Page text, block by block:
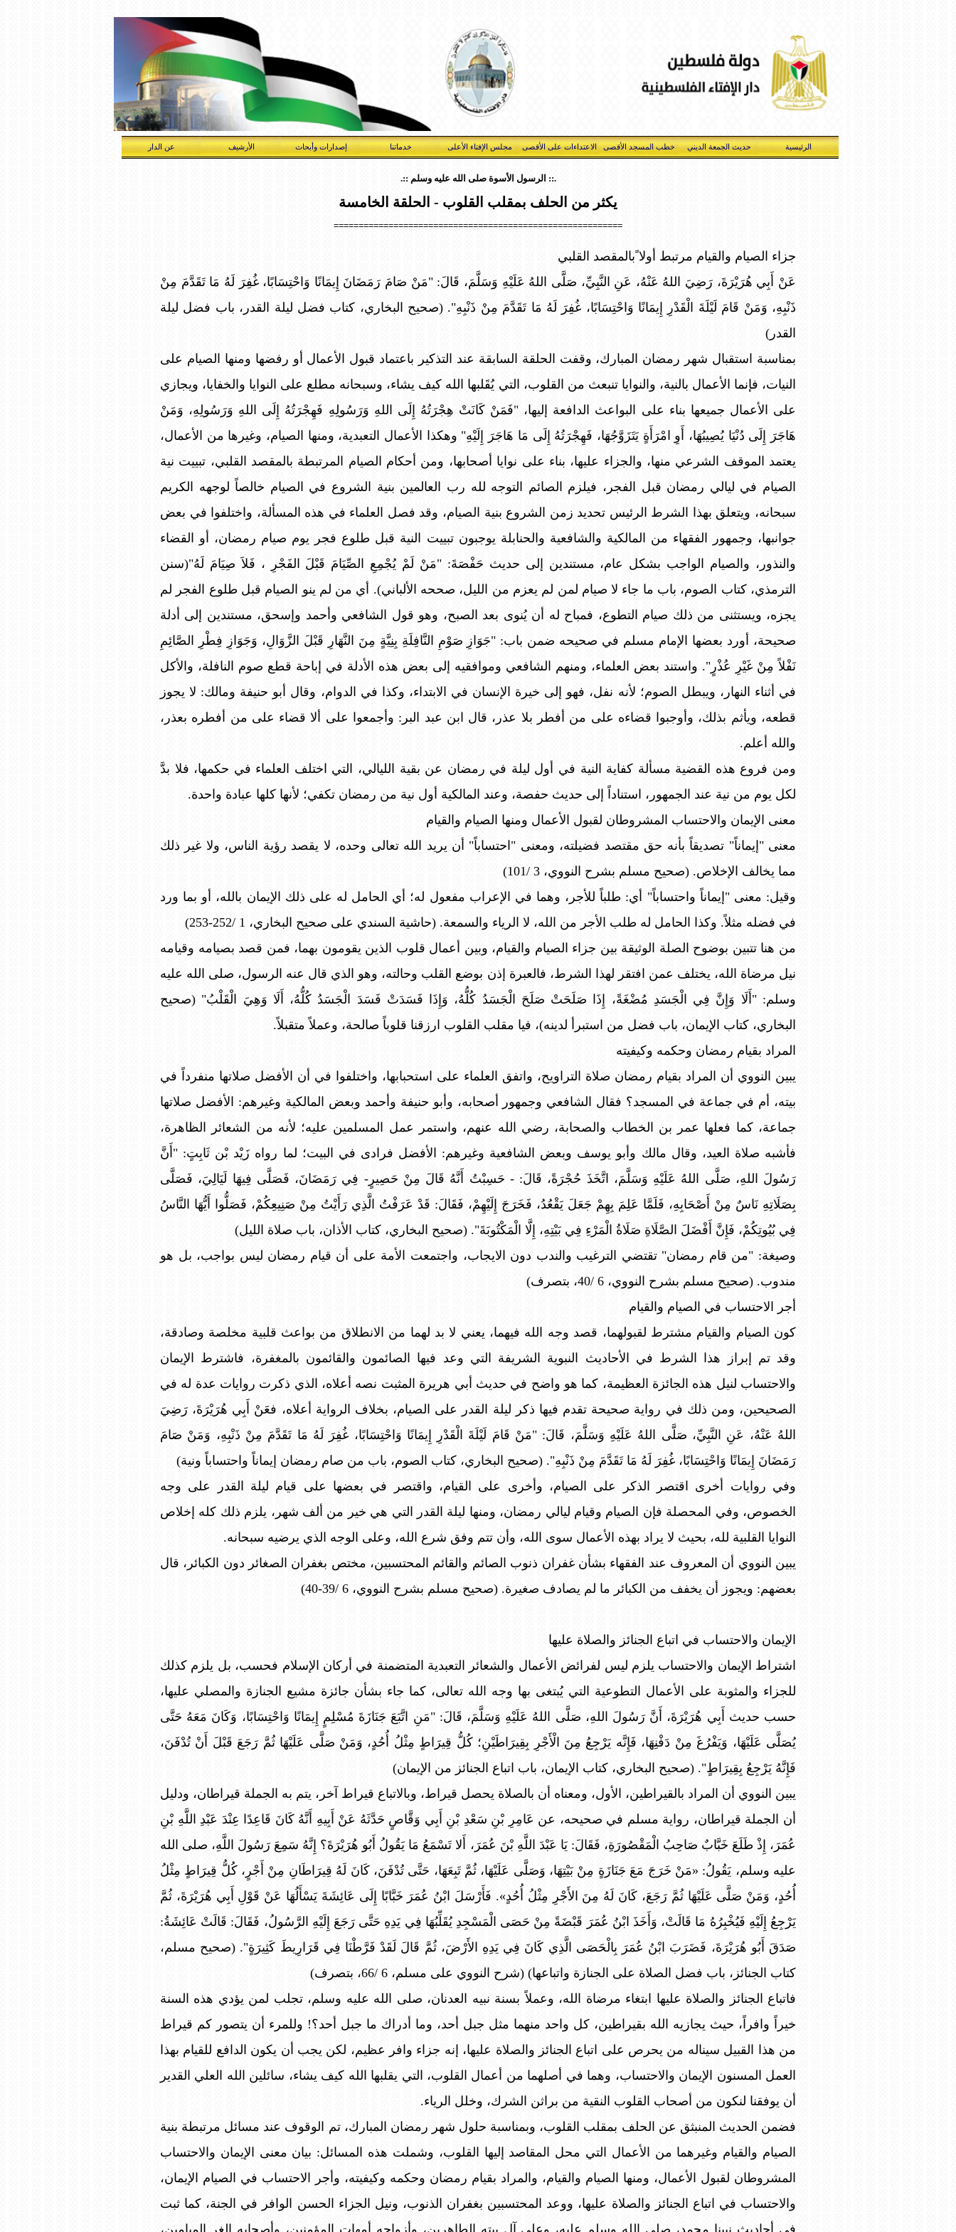
الرئيسية حديث الجمعة الديني خطب المسجد الأقصى الاعتداءات على الأقصى مجلس الإفتاء الأعلى خدماتنا إصدارات وأبحاث الأرشيف عن الدار
.:: الرسول الأسوة صلى الله عليه وسلم ::.
يكثر من الحلف بمقلب القلوب - الحلقة الخامسة
==========================================================
جزاء الصيام والقيام مرتبط أولا ًبالمقصد القلبي
عَنْ أَبِي هُرَيْرَةَ، رَضِيَ اللهُ عَنْهُ، عَنِ النَّبِيِّ، صَلَّى اللهُ عَلَيْهِ وَسَلَّمَ، قَالَ: "مَنْ صَامَ رَمَضَانَ إِيمَانًا وَاحْتِسَابًا، غُفِرَ لَهُ مَا تَقَدَّمَ مِنْ
ذَنْبِهِ، وَمَنْ قَامَ لَيْلَةَ الْقَدْرِ إِيمَانًا وَاحْتِسَابًا، غُفِرَ لَهُ مَا تَقَدَّمَ مِنْ ذَنْبِهِ". (صحيح البخاري، كتاب فضل ليلة القدر، باب فضل ليلة
القدر)
بمناسبة استقبال شهر رمضان المبارك، وقفت الحلقة السابقة عند التذكير باعتماد قبول الأعمال أو رفضها ومنها الصيام على
النيات، فإنما الأعمال بالنية، والنوايا تنبعث من القلوب، التي يُقَلبها الله كيف يشاء، وسبحانه مطلع على النوايا والخفايا، ويجازي
على الأعمال جميعها بناء على البواعث الدافعة إليها، "فَمَنْ كَانَتْ هِجْرَتُهُ إِلَى اللهِ وَرَسُولِهِ فَهِجْرَتُهُ إِلَى اللهِ وَرَسُولِهِ، وَمَنْ
هَاجَرَ إِلَى دُنْيَا يُصِيبُهَا، أَوِ امْرَأَةٍ يَتَزَوَّجُهَا، فَهِجْرَتُهُ إِلَى مَا هَاجَرَ إِلَيْهِ" وهكذا الأعمال التعبدية، ومنها الصيام، وغيرها من الأعمال،
يعتمد الموقف الشرعي منها، والجزاء عليها، بناء على نوايا أصحابها، ومن أحكام الصيام المرتبطة بالمقصد القلبي، تبييت نية
الصيام في ليالي رمضان قبل الفجر، فيلزم الصائم التوجه لله رب العالمين بنية الشروع في الصيام خالصاً لوجهه الكريم
سبحانه، ويتعلق بهذا الشرط الرئيس تحديد زمن الشروع بنية الصيام، وقد فصل العلماء في هذه المسألة، واختلفوا في بعض
جوانبها، وجمهور الفقهاء من المالكية والشافعية والحنابلة يوجبون تبييت النية قبل طلوع فجر يوم صيام رمضان، أو القضاء
والنذور، والصيام الواجب بشكل عام، مستندين إلى حديث حَفْصَةَ: "مَنْ لَمْ يُجْمِعِ الصِّيَامَ قَبْلَ الفَجْرِ ، فَلاَ صِيَامَ لَهُ"(سنن
الترمذي، كتاب الصوم، باب ما جاء لا صيام لمن لم يعزم من الليل، صححه الألباني). أي من لم ينو الصيام قبل طلوع الفجر لم
يجزه، ويستثنى من ذلك صيام التطوع، فمباح له أن يُنوى بعد الصبح، وهو قول الشافعي وأحمد وإسحق، مستندين إلى أدلة
صحيحة، أورد بعضها الإمام مسلم في صحيحه ضمن باب: "جَوَازِ صَوْمِ النَّافِلَةِ بِنِيَّةٍ مِنَ النَّهَارِ قَبْلَ الزَّوَالِ، وَجَوَازِ فِطْرِ الصَّائِمِ
نَفْلاً مِنْ غَيْرِ عُذْرٍ". واستند بعض العلماء، ومنهم الشافعي وموافقيه إلى بعض هذه الأدلة في إباحة قطع صوم النافلة، والأكل
في أثناء النهار، ويبطل الصوم؛ لأنه نفل، فهو إلى خيرة الإنسان في الابتداء، وكذا في الدوام، وقال أبو حنيفة ومالك: لا يجوز
قطعه، ويأثم بذلك، وأوجبوا قضاءه على من أفطر بلا عذر، قال ابن عبد البر: وأجمعوا على ألا قضاء على من أفطره بعذر،
والله أعلم.
ومن فروع هذه القضية مسألة كفاية النية في أول ليلة في رمضان عن بقية الليالي، التي اختلف العلماء في حكمها، فلا بدَّ
لكل يوم من نية عند الجمهور، استناداً إلى حديث حفصة، وعند المالكية أول نية من رمضان تكفي؛ لأنها كلها عبادة واحدة.
معنى الإيمان والاحتساب المشروطان لقبول الأعمال ومنها الصيام والقيام
معنى "إيماناً" تصديقاً بأنه حق مقتصد فضيلته، ومعنى "احتساباً" أن يريد الله تعالى وحده، لا يقصد رؤية الناس، ولا غير ذلك
مما يخالف الإخلاص. (صحيح مسلم بشرح النووي، 3 /101)
وقيل: معنى "إيماناً واحتساباً" أي: طلباً للأجر، وهما في الإعراب مفعول له؛ أي الحامل له على ذلك الإيمان بالله، أو بما ورد
في فضله مثلاً. وكذا الحامل له طلب الأجر من الله، لا الرياء والسمعة. (حاشية السندي على صحيح البخاري، 1 /252-253)
من هنا تتبين بوضوح الصلة الوثيقة بين جزاء الصيام والقيام، وبين أعمال قلوب الذين يقومون بهما، فمن قصد بصيامه وقيامه
نيل مرضاة الله، يختلف عمن افتقر لهذا الشرط، فالعبرة إذن بوضع القلب وحالته، وهو الذي قال عنه الرسول، صلى الله عليه
وسلم: "أَلَا وَإِنَّ فِي الْجَسَدِ مُضْغَةً، إِذَا صَلَحَتْ صَلَحَ الْجَسَدُ كُلُّهُ، وَإِذَا فَسَدَتْ فَسَدَ الْجَسَدُ كُلُّهُ، أَلَا وَهِيَ الْقَلْبُ" (صحيح
البخاري، كتاب الإيمان، باب فضل من استبرأ لدينه)، فيا مقلب القلوب ارزقنا قلوباً صالحة، وعملاً متقبلاً.
المراد بقيام رمضان وحكمه وكيفيته
يبين النووي أن المراد بقيام رمضان صلاة التراويح، واتفق العلماء على استحبابها، واختلفوا في أن الأفضل صلاتها منفرداً في
بيته، أم في جماعة في المسجد؟ فقال الشافعي وجمهور أصحابه، وأبو حنيفة وأحمد وبعض المالكية وغيرهم: الأفضل صلاتها
جماعة، كما فعلها عمر بن الخطاب والصحابة، رضي الله عنهم، واستمر عمل المسلمين عليه؛ لأنه من الشعائر الظاهرة،
فأشبه صلاة العيد، وقال مالك وأبو يوسف وبعض الشافعية وغيرهم: الأفضل فرادى في البيت؛ لما رواه زَيْد بْن ثَابِتٍ: "أَنَّ
رَسُولَ اللهِ، صَلَّى اللهُ عَلَيْهِ وَسَلَّمَ، اتَّخَذَ حُجْرَةً، قَالَ: - حَسِبْتُ أَنَّهُ قَالَ مِنْ حَصِيرٍ- فِي رَمَضَانَ، فَصَلَّى فِيهَا لَيَالِيَ، فَصَلَّى
بِصَلَاتِهِ نَاسٌ مِنْ أَصْحَابِهِ، فَلَمَّا عَلِمَ بِهِمْ جَعَلَ يَقْعُدُ، فَخَرَجَ إِلَيْهِمْ، فَقَالَ: قَدْ عَرَفْتُ الَّذِي رَأَيْتُ مِنْ صَنِيعِكُمْ، فَصَلُّوا أَيُّهَا النَّاسُ
فِي بُيُوتِكُمْ، فَإِنَّ أَفْضَلَ الصَّلَاةِ صَلَاةُ الْمَرْءِ فِي بَيْتِهِ، إِلَّا الْمَكْتُوبَةَ". (صحيح البخاري، كتاب الأذان، باب صلاة الليل)
وصيغة: "من قام رمضان" تقتضي الترغيب والندب دون الايجاب، واجتمعت الأمة على أن قيام رمضان ليس بواجب، بل هو
مندوب. (صحيح مسلم بشرح النووي، 6 /40، بتصرف)
أجر الاحتساب في الصيام والقيام
كون الصيام والقيام مشترط لقبولهما، قصد وجه الله فيهما، يعني لا بد لهما من الانطلاق من بواعث قلبية مخلصة وصادقة،
وقد تم إبراز هذا الشرط في الأحاديث النبوية الشريفة التي وعد فيها الصائمون والقائمون بالمغفرة، فاشترط الإيمان
والاحتساب لنيل هذه الجائزة العظيمة، كما هو واضح في حديث أبي هريرة المثبت نصه أعلاه، الذي ذكرت روايات عدة له في
الصحيحين، ومن ذلك في رواية صحيحة تقدم فيها ذكر ليلة القدر على الصيام، بخلاف الرواية أعلاه، فعَنْ أَبِي هُرَيْرَةَ، رَضِيَ
اللهُ عَنْهُ، عَنِ النَّبِيِّ، صَلَّى اللهُ عَلَيْهِ وَسَلَّمَ، قَالَ: "مَنْ قَامَ لَيْلَةَ الْقَدْرِ إِيمَانًا وَاحْتِسَابًا، غُفِرَ لَهُ مَا تَقَدَّمَ مِنْ ذَنْبِهِ، وَمَنْ صَامَ
رَمَضَانَ إِيمَانًا وَاحْتِسَابًا، غُفِرَ لَهُ مَا تَقَدَّمَ مِنْ ذَنْبِهِ". (صحيح البخاري، كتاب الصوم، باب من صام رمضان إيماناً واحتساباً ونية)
وفي روايات أخرى اقتصر الذكر على الصيام، وأخرى على القيام، واقتصر في بعضها على قيام ليلة القدر على وجه
الخصوص، وفي المحصلة فإن الصيام وقيام ليالي رمضان، ومنها ليلة القدر التي هي خير من ألف شهر، يلزم ذلك كله إخلاص
النوايا القلبية لله، بحيث لا يراد بهذه الأعمال سوى الله، وأن تتم وفق شرع الله، وعلى الوجه الذي يرضيه سبحانه.
يبين النووي أن المعروف عند الفقهاء بشأن غفران ذنوب الصائم والقائم المحتسبين، مختص بغفران الصغائر دون الكبائر، قال
بعضهم: ويجوز أن يخفف من الكبائر ما لم يصادف صغيرة. (صحيح مسلم بشرح النووي، 6 /39-40)
الإيمان والاحتساب في اتباع الجنائز والصلاة عليها
اشتراط الإيمان والاحتساب يلزم ليس لفرائض الأعمال والشعائر التعبدية المتضمنة في أركان الإسلام فحسب، بل يلزم كذلك
للجزاء والمثوبة على الأعمال التطوعية التي يُبتغى بها وجه الله تعالى، كما جاء بشأن جائزة مشيع الجنازة والمصلي عليها،
حسب حديث أَبِي هُرَيْرَةَ، أَنَّ رَسُولَ اللهِ، صَلَّى اللهُ عَلَيْهِ وَسَلَّمَ، قَالَ: "مَنِ اتَّبَعَ جَنَازَةَ مُسْلِمٍ إِيمَانًا وَاحْتِسَابًا، وَكَانَ مَعَهُ حَتَّى
يُصَلَّى عَلَيْهَا، وَيَفْرُغَ مِنْ دَفْنِهَا، فَإِنَّه يَرْجِعُ مِنَ الْأَجْرِ بِقِيرَاطَيْنِ؛ كُلُّ قِيرَاطٍ مِثْلُ أُحُدٍ، وَمَنْ صَلَّى عَلَيْهَا ثُمَّ رَجَعَ قَبْلَ أَنْ تُدْفَنَ،
فَإِنَّهُ يَرْجِعُ بِقِيرَاطٍ". (صحيح البخاري، كتاب الإيمان، باب اتباع الجنائز من الإيمان)
يبين النووي أن المراد بالقيراطين، الأول، ومعناه أن بالصلاة يحصل قيراط، وبالاتباع قيراط آخر، يتم به الجملة قيراطان، ودليل
أن الجملة قيراطان، رواية مسلم في صحيحه، عن عَامِرِ بْنِ سَعْدِ بْنِ أَبِي وَقَّاصٍ حَدَّثَهُ عَنْ أَبِيهِ أَنَّهُ كَانَ قَاعِدًا عِنْدَ عَبْدِ اللَّهِ بْنِ
عُمَرَ، إِذْ طَلَعَ خَبَّابٌ صَاحِبُ الْمَقْصُورَةِ، فَقَالَ: يَا عَبْدَ اللَّهِ بْنَ عُمَرَ، أَلا تَسْمَعُ مَا يَقُولُ أَبُو هُرَيْرَةَ؟ إِنَّهُ سَمِعَ رَسُولَ اللَّهِ، صلى الله
عليه وسلم، يَقُولُ: «مَنْ خَرَجَ مَعَ جَنَازَةٍ مِنْ بَيْتِهَا، وَصَلَّى عَلَيْهَا، ثُمَّ تَبِعَهَا، حَتَّى تُدْفَنَ، كَانَ لَهُ قِيرَاطَانِ مِنْ أَجْرٍ، كُلُّ قِيرَاطٍ مِثْلُ
أُحُدٍ، وَمَنْ صَلَّى عَلَيْهَا ثُمَّ رَجَعَ، كَانَ لَهُ مِنَ الأَجْرِ مِثْلُ أُحُدٍ». فَأَرْسَلَ ابْنُ عُمَرَ خَبَّابًا إِلَى عَائِشَةَ يَسْأَلُهَا عَنْ قَوْلِ أَبِي هُرَيْرَةَ، ثُمَّ
يَرْجِعُ إِلَيْهِ فَيُخْبِرُهُ مَا قَالَتْ، وَأَخَذَ ابْنُ عُمَرَ قَبْضَةً مِنْ حَصَى الْمَسْجِدِ يُقَلِّبُهَا فِي يَدِهِ حَتَّى رَجَعَ إِلَيْهِ الرَّسُولُ، فَقَالَ: قَالَتْ عَائِشَةُ:
صَدَقَ أَبُو هُرَيْرَةَ، فَضَرَبَ ابْنُ عُمَرَ بِالْحَصَى الَّذِي كَانَ فِي يَدِهِ الأَرْضَ، ثُمَّ قَالَ لَقَدْ فَرَّطْنَا فِي قَرَارِيطَ كَثِيرَةٍ". (صحيح مسلم،
كتاب الجنائز، باب فضل الصلاة على الجنازة واتباعها) (شرح النووي على مسلم، 6 /66، بتصرف)
فاتباع الجنائز والصلاة عليها ابتغاء مرضاة الله، وعملاً بسنة نبيه العدنان، صلى الله عليه وسلم، تجلب لمن يؤدي هذه السنة
خيراً وافراً، حيث يجازيه الله بقيراطين، كل واحد منهما مثل جبل أحد، وما أدراك ما جبل أحد؟! وللمرء أن يتصور كم قيراط
من هذا القبيل سيناله من يحرص على اتباع الجنائز والصلاة عليها، إنه جزاء وافر عظيم، لكن يجب أن يكون الدافع للقيام بهذا
العمل المسنون الإيمان والاحتساب، وهما في أصلهما من أعمال القلوب، التي يقلبها الله كيف يشاء، سائلين الله العلي القدير
أن يوفقنا لنكون من أصحاب القلوب النقية من براثن الشرك، وخلل الرياء.
فضمن الحديث المنبثق عن الحلف بمقلب القلوب، وبمناسبة حلول شهر رمضان المبارك، تم الوقوف عند مسائل مرتبطة بنية
الصيام والقيام وغيرهما من الأعمال التي محل المقاصد إليها القلوب، وشملت هذه المسائل: بيان معنى الإيمان والاحتساب
المشروطان لقبول الأعمال، ومنها الصيام والقيام، والمراد بقيام رمضان وحكمه وكيفيته، وأجر الاحتساب في الصيام الإيمان،
والاحتساب في اتباع الجنائز والصلاة عليها، ووعد المحتسبين بغفران الذنوب، ونيل الجزاء الحسن الوافر في الجنة، كما ثبت
في أحاديث نبينا محمد، صلى الله وسلم عليه، وعلى آل بيته الطاهرين، وأزواجه أمهات المؤمنين، وأصحابه الغر الميامين،